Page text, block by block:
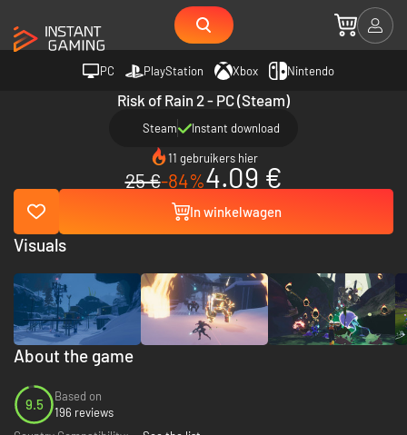
PC PlayStation Xbox Nintendo
Risk of Rain 2 - PC (Steam)
Steam Instant download
11 gebruikers hier
25 €-84%4.09 €
In winkelwagen
About the game
9.5
Based on
196 reviews
Visuals